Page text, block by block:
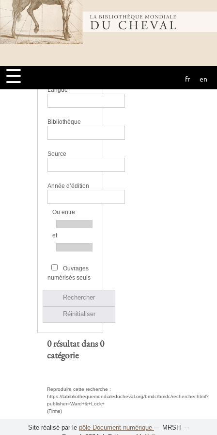
Bibliothèque
mondiale du
cheval
☰ fr en
Collection
Langue
Bibliothèque
Source
Année d’édition
Ou entre
et
Ouvrages
numérisés seuls
Rechercher
Réinitialiser
courses -
initiation,
0 résultat dans 0
catégorie
Reproduire cette recherche :
https://labibliothequemondialeducheval.org/bmdc/bmdc/rechercher.html?
publisher=Ward+&+Lock+
(Firme)
Site réalisé par le pôle Document numérique — MRSH —